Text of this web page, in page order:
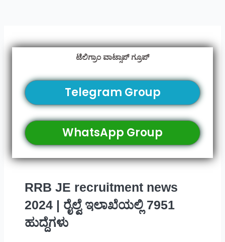
ಟೆಲಿಗ್ರಾಂ ವಾಟ್ಸಾಪ್ ಗ್ರೂಪ್
Telegram Group
WhatsApp Group
RRB JE recruitment news
2024 | ರೈಲ್ವೆ ಇಲಾಖೆಯಲ್ಲಿ 7951
ಹುದ್ದೆಗಳು